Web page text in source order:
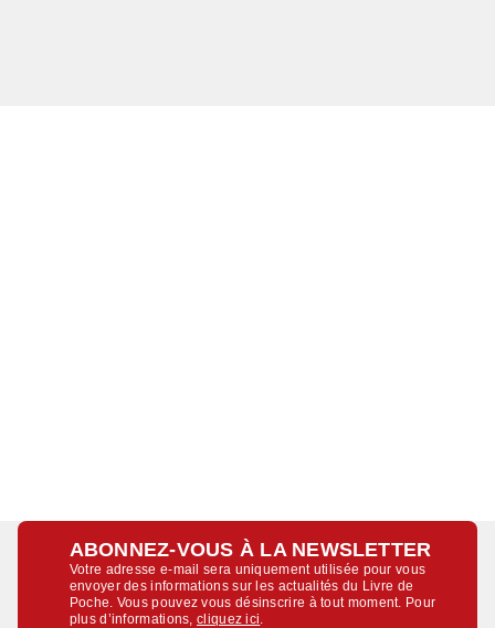
ABONNEZ-VOUS À LA NEWSLETTER
Votre adresse e-mail sera uniquement utilisée pour vous
envoyer des informations sur les actualités du Livre de
Poche. Vous pouvez vous désinscrire à tout moment. Pour
plus d’informations,cliquez ici